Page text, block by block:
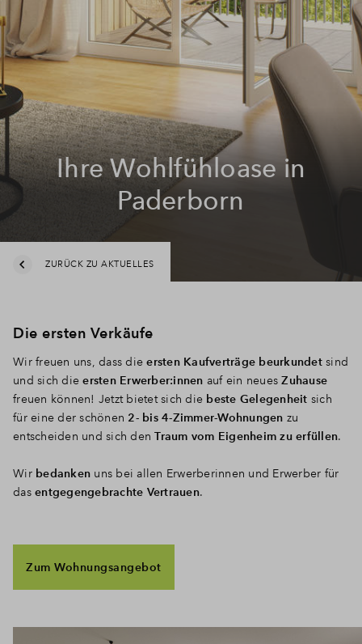
Ihre Wohlfühloase in
Paderborn
ZURÜCK ZU AKTUELLES
Die ersten Verkäufe
Wir freuen uns, dass dieersten Kaufverträge beurkundetsind
und sich dieersten Erwerber:innen auf ein neuesZuhause
freuen können! Jetzt bietet sich die beste Gelegenheit sich
für eine der schönen 2- bis 4-Zimmer-Wohnungen zu
entscheiden und sich denTraum vom Eigenheim zu erfüllen.
Wir bedanken uns bei allen Erwerberinnen und Erwerber für
das entgegengebrachte Vertrauen.
Zum Wohnungsangebot